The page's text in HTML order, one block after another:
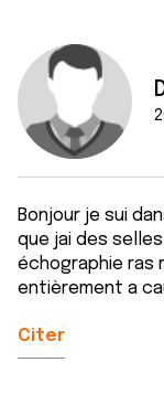
Bonjour je sui
que jai des
échographie ras
entièrement a
Citer